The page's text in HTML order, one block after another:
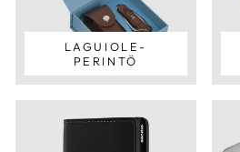
LAGUIOLE-
PERINTÖ